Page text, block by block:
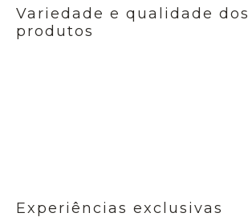
Variedade e qualidade dos
produtos
Experiências exclusivas